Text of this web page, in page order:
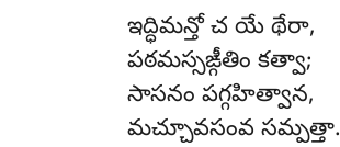
ఇద్ధిమన్తో చ యే థేరా,
పఠమస్సఙ్గీతిం కత్వా;
సాసనం పగ్గహిత్వాన,
మచ్చూవసంవ సమ్పత్తా.